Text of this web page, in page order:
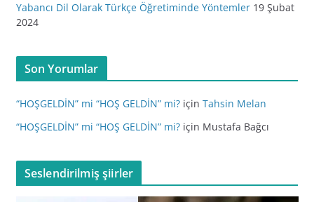
Yabancı Dil Olarak Türkçe Öğretiminde Yöntemler 19 Şubat
2024
Son Yorumlar
“HOŞGELDİN” mi “HOŞ GELDİN” mi?için Tahsin Melan
“HOŞGELDİN” mi “HOŞ GELDİN” mi?için Mustafa Bağcı
Seslendirilmiş şiirler